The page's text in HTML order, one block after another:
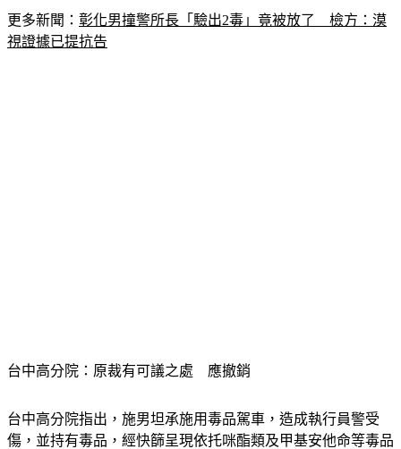
更多新聞：彰化男撞警所長「驗出2毒」竟被放了　檢方：漠
台中高分院指出，施男坦承施用毒品駕車，造成執行員警受